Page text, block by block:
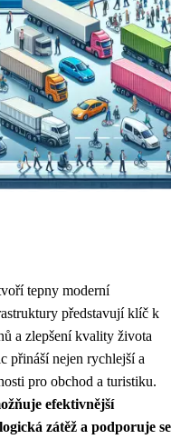
tepny moderní
představují klíč k
a zlepšení kvality života
přináší nejen rychlejší a
pro obchod a turistiku.
efektivnější
zátěž a podporuje se